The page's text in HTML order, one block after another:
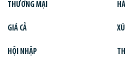
THƯƠNG MẠI
GIÁ CẢ
HỘI NHẬP